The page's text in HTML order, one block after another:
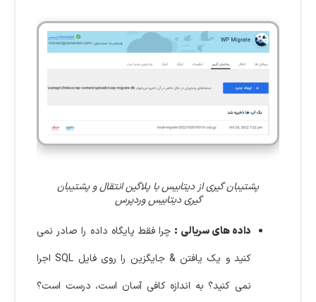
پشتیبان گیری از دیتابیس با پلاگین انتقال و پشتیبان
گیری دیتابیس وردپرس
داده های سریالی : چرا فقط پایگاه داده را صادر نمی
کنید و یک یافتن & جایگزین را روی فایل SQL اجرا
نمی کنید؟ به اندازه کافی آسان است، درست است؟